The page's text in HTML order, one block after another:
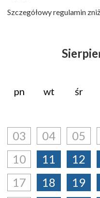
Szczegółowy regulamin
pn wt śr
03
04 05
10
11 12
17
18 19